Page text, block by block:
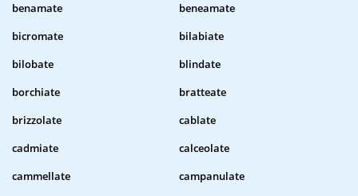
benamate
beneamate
bicromate
bilabiate
bilobate
blindate
borchiate
bratteate
brizzolate
cablate
cadmiate
calceolate
cammellate
campanulate